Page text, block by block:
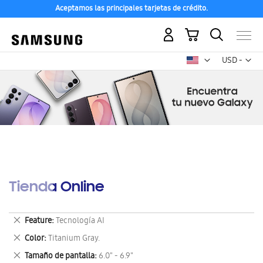
Aceptamos las principales tarjetas de crédito.
USD -
dólar
Mi carrito
Tienda Online
Feature Tecnología AI
Eliminar
este
artículo
Color Titanium Gray.
Eliminar
este
Tamaño de pantalla 6.0" - 6.9"
Eliminar